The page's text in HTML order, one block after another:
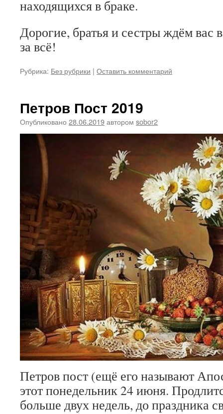
находящихся в браке.
Дорогие, братья и сестры ждём вас
за всё!
Рубрика: Без рубрики | Оставить комментарий
Петров Пост 2019
Опубликовано 28.06.2019автором sobor2
Петров пост (ещё его называют
этот понедельник 24 июня.
больше двух недель, до праздника